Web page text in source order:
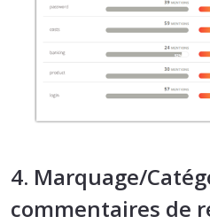
4. Marquage/
commentaires de